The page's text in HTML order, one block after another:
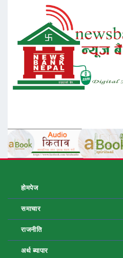
होमपेज
समाचार
राजनीति
अर्थ ब्यापार